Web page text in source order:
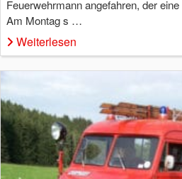
Feuerwehrmann angefahren, der
Am Montag s …
Weiterlesen